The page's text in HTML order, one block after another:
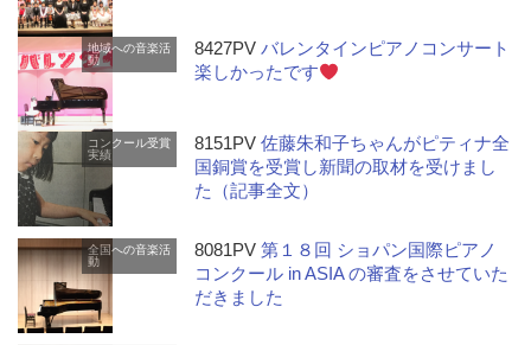
地域への音楽活
動
8427PVバレンタインピアノコンサート
楽しかったです
コンクール受賞
実績
8151PV佐藤朱和子ちゃんがピティナ全
国銅賞を受賞し新聞の取材を受けまし
た（記事全文）
全国への音楽活
動
8081PV第１８回 ショパン国際ピアノ
コンクール in ASIA の審査をさせていた
だきました